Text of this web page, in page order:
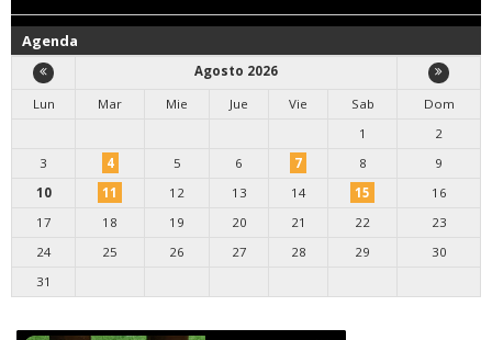
Agenda
Agosto 2026
Lun
Mar Mie Jue Vie Sab
Dom
1
2
3
4 5 6 7 8
9
10
11 12 13 14 15
16
17
18 19 20 21 22
23
24
25 26 27 28 29
30
31